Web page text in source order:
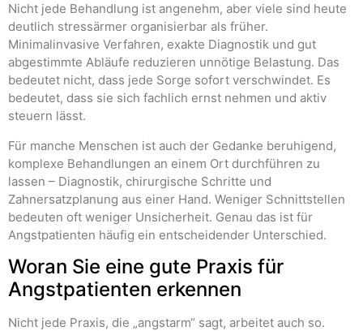
Nicht jede Behandlung ist angenehm, aber viele sind heute
deutlich stressärmer organisierbar als früher.
Minimalinvasive Verfahren, exakte Diagnostik und gut
abgestimmte Abläufe reduzieren unnötige Belastung. Das
bedeutet nicht, dass jede Sorge sofort verschwindet. Es
bedeutet, dass sie sich fachlich ernst nehmen und aktiv
steuern lässt.
Für manche Menschen ist auch der Gedanke beruhigend,
komplexe Behandlungen an einem Ort durchführen zu
lassen – Diagnostik, chirurgische Schritte und
Zahnersatzplanung aus einer Hand. Weniger Schnittstellen
bedeuten oft weniger Unsicherheit. Genau das ist für
Angstpatienten häufig ein entscheidender Unterschied.
Woran Sie eine gute Praxis für
Angstpatienten erkennen
Nicht jede Praxis, die „angstarm“ sagt, arbeitet auch so.